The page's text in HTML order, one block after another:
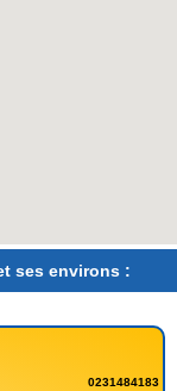
ses environs :
0231484183